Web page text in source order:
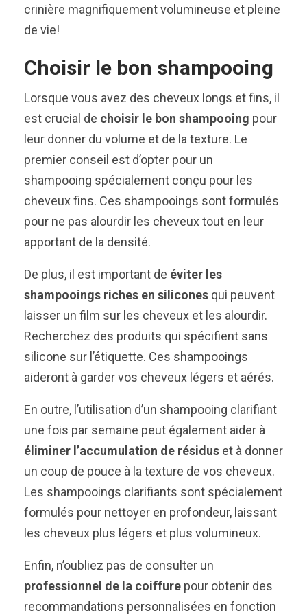
crinière magnifiquement volumineuse et pleine
de vie!
Choisir le bon shampooing
Lorsque vous avez des cheveux longs et fins, il
est crucial de choisir le bon shampooing pour
leur donner du volume et de la texture. Le
premier conseil est d’opter pour un
shampooing spécialement conçu pour les
cheveux fins. Ces shampooings sont formulés
pour ne pas alourdir les cheveux tout en leur
apportant de la densité.
De plus, il est important de éviter les
shampooings riches en silicones qui peuvent
laisser un film sur les cheveux et les alourdir.
Recherchez des produits qui spécifient sans
silicone sur l’étiquette. Ces shampooings
aideront à garder vos cheveux légers et aérés.
En outre, l’utilisation d’un shampooing clarifiant
une fois par semaine peut également aider à
éliminer l’accumulation de résidus et à donner
un coup de pouce à la texture de vos cheveux.
Les shampooings clarifiants sont spécialement
formulés pour nettoyer en profondeur, laissant
les cheveux plus légers et plus volumineux.
Enfin, n’oubliez pas de consulter un
professionnel de la coiffure pour obtenir des
recommandations personnalisées en fonction